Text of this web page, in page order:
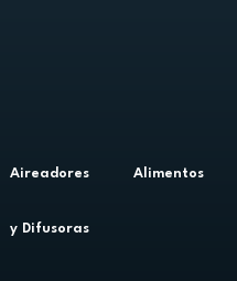
Aireadores
y Difusoras
Alimentos